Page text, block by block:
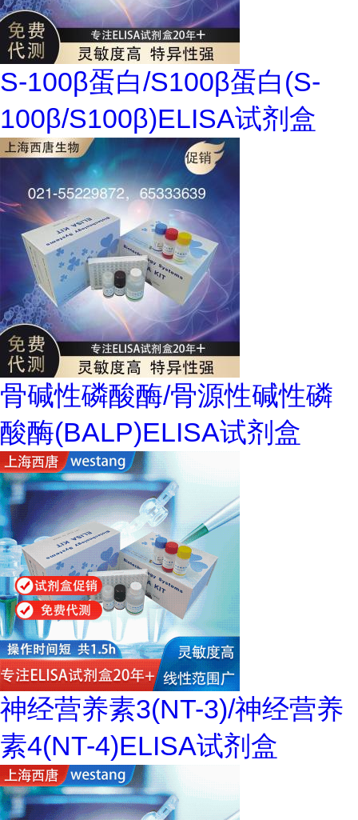
S-100β蛋白/S100β蛋白(S-
100β/S100β)ELISA试剂盒
骨碱性磷酸酶/骨源性碱性磷
酸酶(BALP)ELISA试剂盒
神经营养素3(NT-3)/神经营养
素4(NT-4)ELISA试剂盒